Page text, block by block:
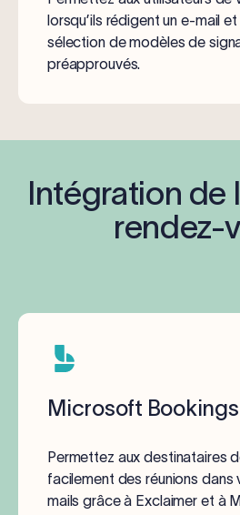
lorsqu’ils rédigent un e-mail
sélection de modèles de
préapprouvés.
Intégration de
rendez-
Microsoft Bookings
Permettez aux destinataires
facilement des réunions dans
mails grâce à Exclaimer et à